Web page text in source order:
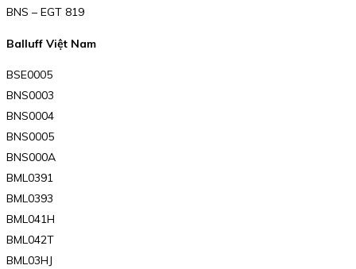
BNS – EGT 819
Balluff Việt Nam
BSE0005
BNS0003
BNS0004
BNS0005
BNS000A
BML0391
BML0393
BML041H
BML042T
BML03HJ